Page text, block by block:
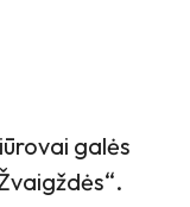
galės